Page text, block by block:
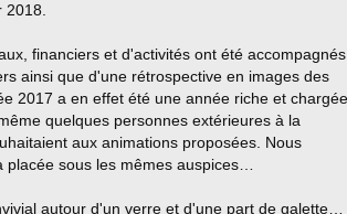
financiers et d'activités ont été accompagnés
ainsi que d'une rétrospective en images des
2017 a en effet été une année riche et chargée,
quelques personnes extérieures à la
aux animations proposées. Nous
sous les mêmes auspices…
autour d'un verre et d'une part de galette…